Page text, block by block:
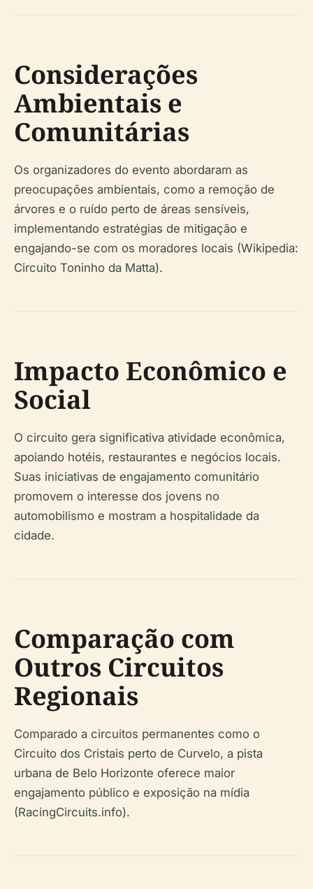
Considerações
Ambientais e
Comunitárias
Os organizadores do evento abordaram as
preocupações ambientais, como a remoção de
árvores e o ruído perto de áreas sensíveis,
implementando estratégias de mitigação e
engajando-se com os moradores locais (Wikipedia:
Circuito Toninho da Matta).
Impacto Econômico e
Social
O circuito gera significativa atividade econômica,
apoiando hotéis, restaurantes e negócios locais.
Suas iniciativas de engajamento comunitário
promovem o interesse dos jovens no
automobilismo e mostram a hospitalidade da
cidade.
Comparação com
Outros Circuitos
Regionais
Comparado a circuitos permanentes como o
Circuito dos Cristais perto de Curvelo, a pista
urbana de Belo Horizonte oferece maior
engajamento público e exposição na mídia
(RacingCircuits.info).